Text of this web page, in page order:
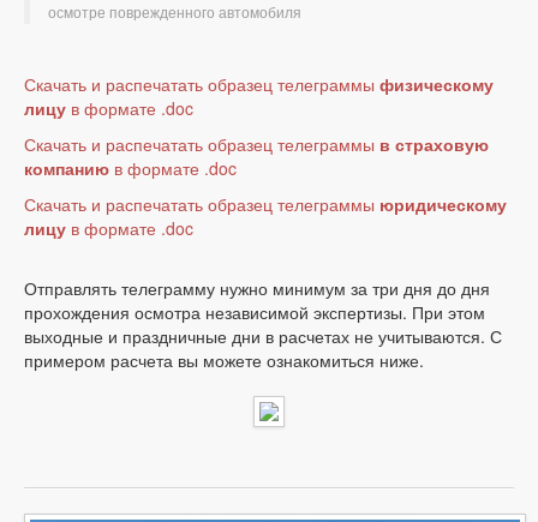
осмотре поврежденного автомобиля
Скачать и распечатать образец телеграммы физическому
лицу в формате .doc
Скачать и распечатать образец телеграммы в страховую
компанию в формате .doc
Скачать и распечатать образец телеграммы юридическому
лицу в формате .doc
Отправлять телеграмму нужно минимум за три дня до дня
прохождения осмотра независимой экспертизы. При этом
выходные и праздничные дни в расчетах не учитываются. С
примером расчета вы можете ознакомиться ниже.